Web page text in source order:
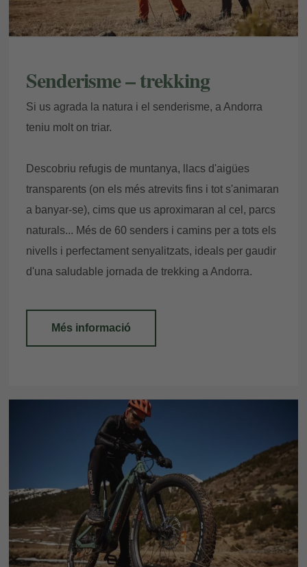
Senderisme – trekking
Si us agrada la natura i el senderisme, a Andorra
teniu molt on triar.
Descobriu refugis de muntanya, llacs d'aigües
transparents (on els més atrevits fins i tot s'animaran
a banyar-se), cims que us aproximaran al cel, parcs
naturals... Més de 60 senders i camins per a tots els
nivells i perfectament senyalitzats, ideals per gaudir
d'una saludable jornada de trekking a Andorra.
Més informació